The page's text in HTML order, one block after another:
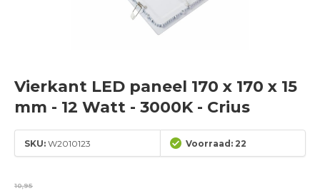
Vierkant LED paneel 170 x 170 x 15
mm - 12 Watt - 3000K - Crius
SKU: W2010123 Voorraad: 22
10,95